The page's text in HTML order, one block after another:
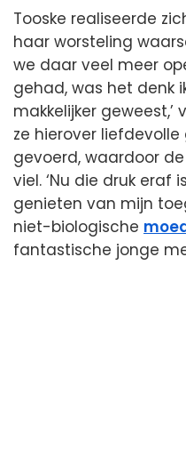
Tooske realiseerde
haar worsteling
we daar veel meer
gehad, was het denk
makkelijker
ze hierover
gevoerd, waardoor
viel. ‘Nu die druk eraf
genieten van mijn
niet-biologische
fantastische jonge